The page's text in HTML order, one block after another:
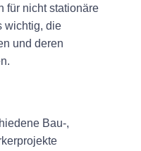
für nicht stationäre
wichtig, die
und deren
Bau-,